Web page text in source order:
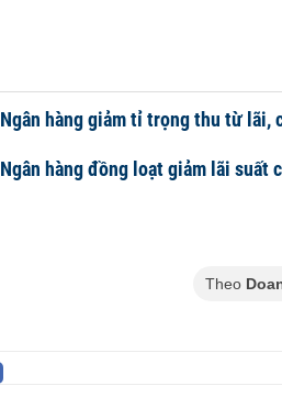
Ngân hàng giảm tỉ trọng thu từ lãi,
Ngân hàng đồng loạt giảm lãi suất
Theo